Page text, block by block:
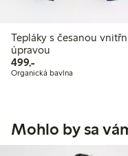
Tepláky s česanou
úpravou
499,-499,00 Kč
Organická bavlna
Mohlo by sa